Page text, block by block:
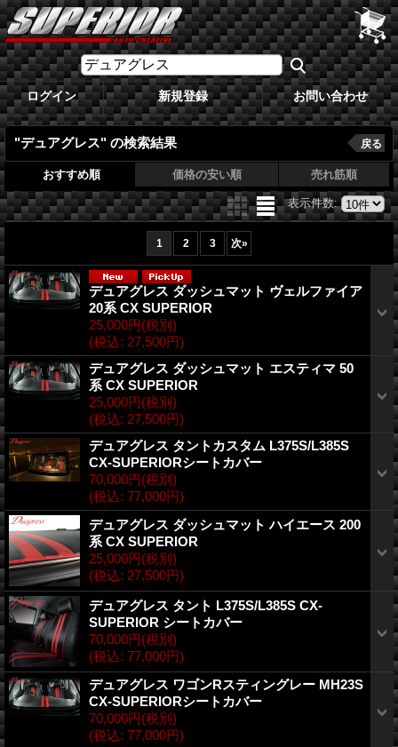
ログイン 新規登録 お問い合わせ
"デュアグレス" の検索結果 戻る
おすすめ順 価格の安い順 売れ筋順
表示件数:
1 2 3 次»
デュアグレス ダッシュマット ヴェルファイア
20系 CX SUPERIOR
25,000円(税別)
(税込: 27,500円)
デュアグレス ダッシュマット エスティマ 50
系 CX SUPERIOR
25,000円(税別)
(税込: 27,500円)
デュアグレス タントカスタム L375S/L385S
CX-SUPERIORシートカバー
70,000円(税別)
(税込: 77,000円)
デュアグレス ダッシュマット ハイエース 200
系 CX SUPERIOR
25,000円(税別)
(税込: 27,500円)
デュアグレス タント L375S/L385S CX-
SUPERIOR シートカバー
70,000円(税別)
(税込: 77,000円)
デュアグレス ワゴンRスティングレー MH23S
CX-SUPERIORシートカバー
70,000円(税別)
(税込: 77,000円)